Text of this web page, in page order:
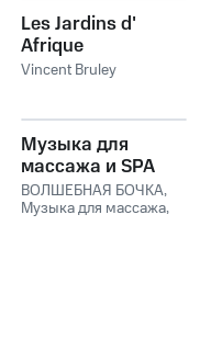
Les Jardins d'
Afrique
Vincent Bruley
Музыка для
массажа и SPA
ВОЛШЕБНАЯ БОЧКА,
Музыка для массажа,